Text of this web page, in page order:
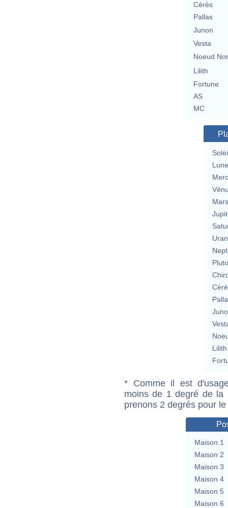
Cérès
Pallas
Junon
Vesta
Noeud
Lilith
Fortune
AS
MC
Lune
Mars
Lilith
* Comme il est
moins de 1 degré de la
prenons 2 degrés pour
Maison 1
Maison 2
Maison 3
Maison 4
Maison 5
Maison 6